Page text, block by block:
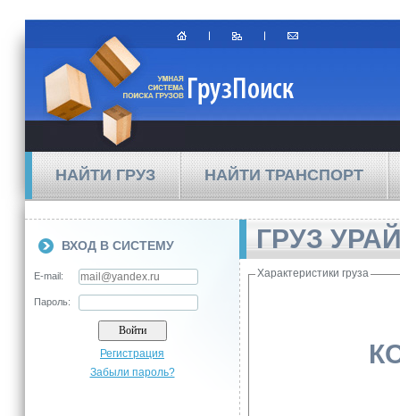
НАЙТИ ГРУЗ НАЙТИ ТРАНСПОРТ
ВХОД В СИСТЕМУ
E-mail:
Пароль:
Регистрация
Забыли пароль?
ГРУЗ
Характеристики груза